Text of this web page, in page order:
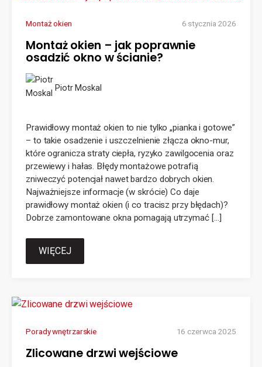
Montaż okien 6 stycznia 2026
Montaż okien – jak poprawnie
osadzić okno w ścianie?
Piotr Moskal
Prawidłowy montaż okien to nie tylko „pianka i gotowe”
– to takie osadzenie i uszczelnienie złącza okno-mur,
które ogranicza straty ciepła, ryzyko zawilgocenia oraz
przewiewy i hałas. Błędy montażowe potrafią
zniweczyć potencjał nawet bardzo dobrych okien.
Najważniejsze informacje (w skrócie) Co daje
prawidłowy montaż okien (i co tracisz przy błędach)?
Dobrze zamontowane okna pomagają utrzymać […]
WIĘCEJ
Porady wnętrzarskie 16 czerwca 2025
Zlicowane drzwi wejściowe